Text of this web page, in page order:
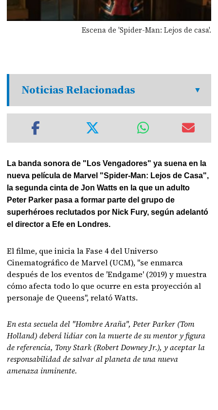
Escena de 'Spider-Man: Lejos de casa'.
Noticias Relacionadas
La banda sonora de "Los Vengadores" ya suena en la
nueva película de Marvel "Spider-Man: Lejos de Casa",
la segunda cinta de Jon Watts en la que un adulto
Peter Parker pasa a formar parte del grupo de
superhéroes reclutados por Nick Fury, según adelantó
el director a Efe en Londres.
El filme, que inicia la Fase 4 del Universo
Cinematográfico de Marvel (UCM), "se enmarca
después de los eventos de 'Endgame' (2019) y muestra
cómo afecta todo lo que ocurre en esta proyección al
personaje de Queens", relató Watts.
En esta secuela del "Hombre Araña", Peter Parker (Tom
Holland) deberá lidiar con la muerte de su mentor y figura
de referencia, Tony Stark (Robert Downey Jr.), y aceptar la
responsabilidad de salvar al planeta de una nueva
amenaza inminente.